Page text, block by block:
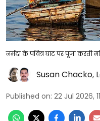
नर्मदा के पवित्र घाट पर पूजा करती
Susan Chacko,
Published on: 22 Jul 2026,